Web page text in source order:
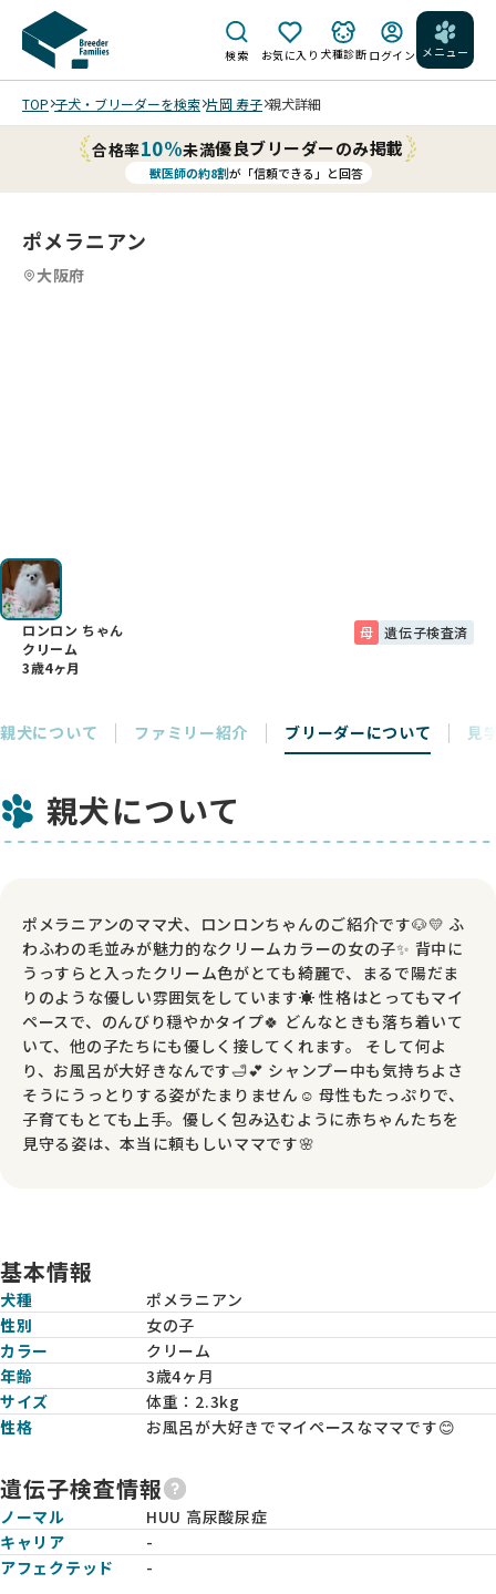
検索 お気に入り 犬種診断 ログイン メニュー
TOP 子犬・ブリーダーを検索 片岡 寿子 親犬詳細
合格率10%未満優良ブリーダーのみ掲載
獣医師の約8割が「信頼できる」と回答
ポメラニアン
大阪府
ロンロン ちゃん
クリーム
3歳4ヶ月
母 遺伝子検査済
親犬について ファミリー紹介 ブリーダーについて 見
親犬について
ポメラニアンのママ犬、ロンロンちゃんのご紹介です🐶💛 ふ
わふわの毛並みが魅力的なクリームカラーの女の子✨ 背中に
うっすらと入ったクリーム色がとても綺麗で、まるで陽だま
りのような優しい雰囲気をしています☀️ 性格はとってもマイ
ペースで、のんびり穏やかタイプ🍀 どんなときも落ち着いて
いて、他の子たちにも優しく接してくれます。 そして何よ
り、お風呂が大好きなんです🛁💕 シャンプー中も気持ちよさ
そうにうっとりする姿がたまりません☺️ 母性もたっぷりで、
子育てもとても上手。優しく包み込むように赤ちゃんたちを
見守る姿は、本当に頼もしいママです🌸
基本情報
犬種
ポメラニアン
性別
女の子
カラー
クリーム
年齢
3歳4ヶ月
サイズ
体重： 2.3kg
性格
お風呂が大好きでマイペースなママです😊
遺伝子検査情報
ノーマル
HUU 高尿酸尿症
キャリア
-
アフェクテッド
-